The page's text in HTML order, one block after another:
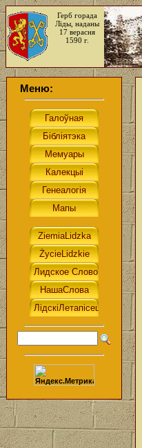
Герб горада
Ліды, наданы
17 верасня
1590 г.
Меню: